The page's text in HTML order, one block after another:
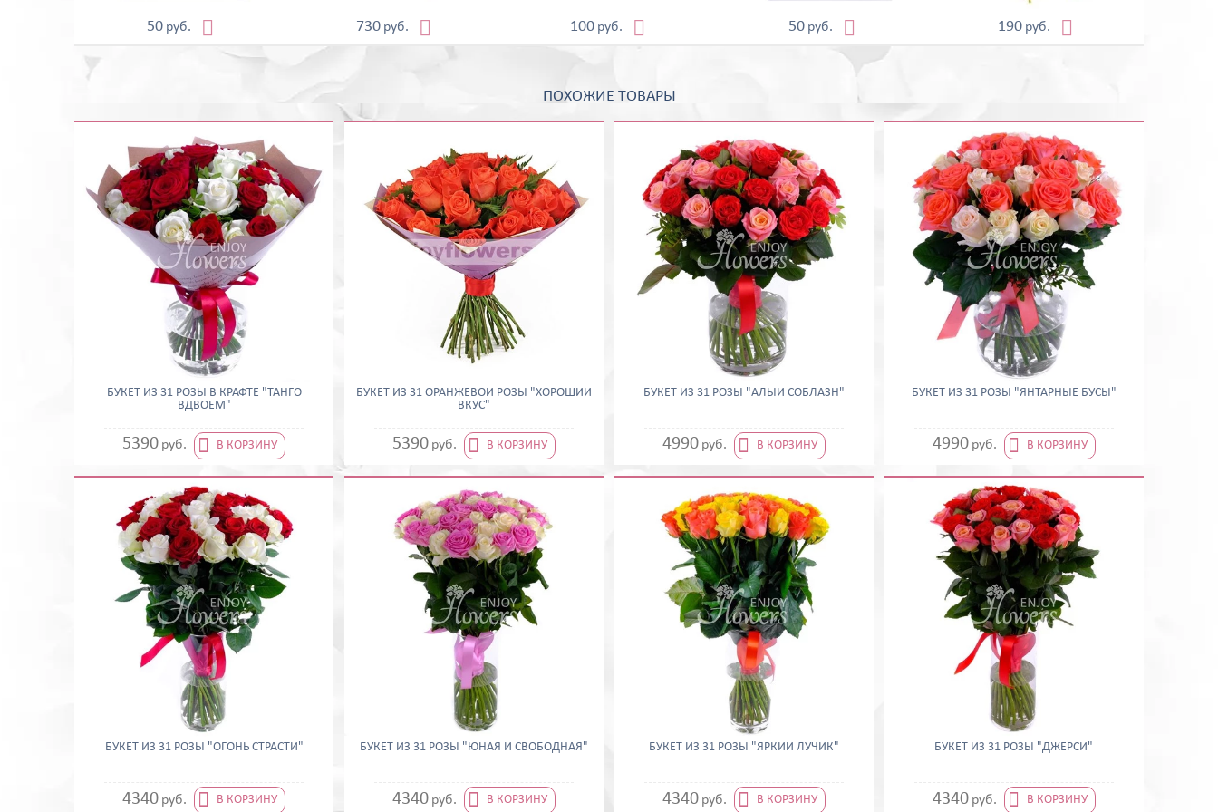
50 руб.  730 руб.  100 руб.  50 руб.  190 руб. 
ПОХОЖИЕ ТОВАРЫ
БУКЕТ ИЗ 31 РОЗЫ В КРАФТЕ "ТАНГО
ВДВОЕМ"
5390 руб.  В КОРЗИНУ
БУКЕТ ИЗ 31 ОРАНЖЕВОЙ РОЗЫ "ХОРОШИЙ
ВКУС"
5390 руб.  В КОРЗИНУ
БУКЕТ ИЗ 31 РОЗЫ "АЛЫЙ СОБЛАЗН"
4990 руб.  В КОРЗИНУ
БУКЕТ ИЗ 31 РОЗЫ "ЯНТАРНЫЕ БУСЫ"
4990 руб.  В КОРЗИНУ
БУКЕТ ИЗ 31 РОЗЫ "ОГОНЬ СТРАСТИ"
4340 руб.  В КОРЗИНУ
БУКЕТ ИЗ 31 РОЗЫ "ЮНАЯ И СВОБОДНАЯ"
4340 руб.  В КОРЗИНУ
БУКЕТ ИЗ 31 РОЗЫ "ЯРКИЙ ЛУЧИК"
4340 руб.  В КОРЗИНУ
БУКЕТ ИЗ 31 РОЗЫ "ДЖЕРСИ"
4340 руб.  В КОРЗИНУ